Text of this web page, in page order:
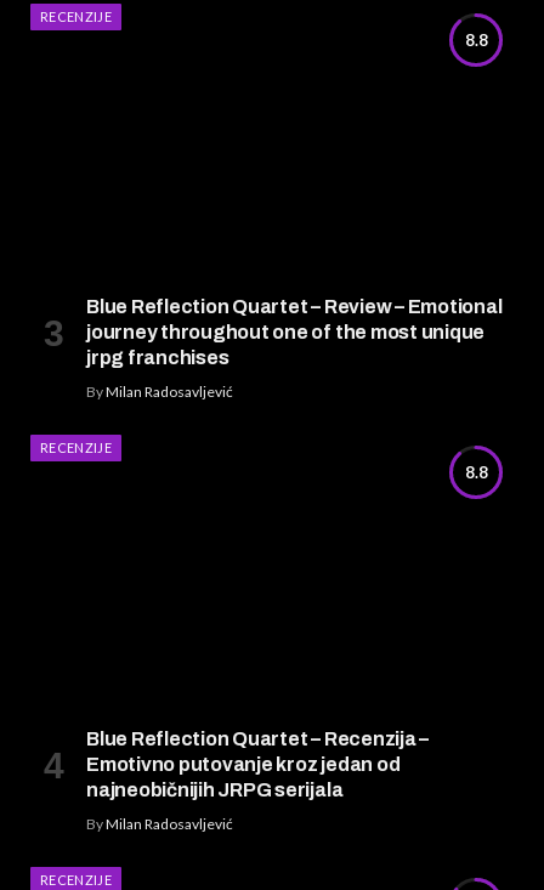
8.8
RECENZIJE
Blue Reflection Quartet – Review – Emotional
journey throughout one of the most unique
jrpg franchises
ByMilan Radosavljević
8.8
RECENZIJE
Blue Reflection Quartet – Recenzija –
Emotivno putovanje kroz jedan od
najneobičnijih JRPG serijala
ByMilan Radosavljević
RECENZIJE